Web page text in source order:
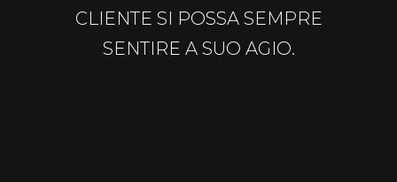
CLIENTE SI POSSA SEMPRE
SENTIRE A SUO AGIO.